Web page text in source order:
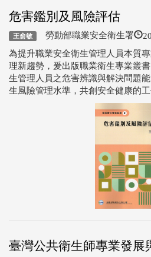
危害鑑別及風險評估
王俞敏 勞動部職業安全衛生署
為提升職業安全衛生管理人員本質
理新趨勢，爰出版職業衛生專業叢
生管理人員之危害辨識與解決問題
生風險管理水準，共創安全健康的
臺灣公共衛生師專業發展